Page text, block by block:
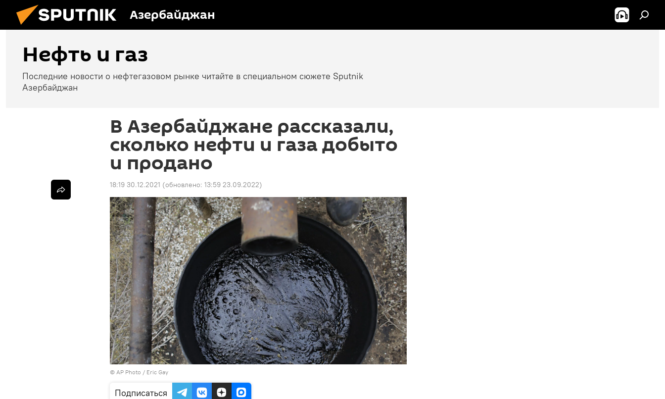
Азербайджан
Нефть и газ
Последние новости о нефтегазовом рынке читайте в специальном сюжете Sputnik
Азербайджан
В Азербайджане рассказали,
сколько нефти и газа добыто
и продано
18:19 30.12.2021 (обновлено: 13:59 23.09.2022)
© AP Photo / Eric Gay
Подписаться